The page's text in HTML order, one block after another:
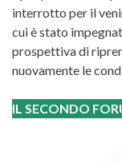
interrotto per il
cui è stato
prospettiva di
nuovamente le
IL SECONDO